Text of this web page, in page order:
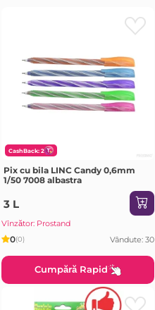
CashBack: 2
Pix cu bila LINC Candy 0,6mm
1/50 7008 albastra
3 L
Vînzător: Prostand
0(0) Vândute: 30
Cumpără Rapid